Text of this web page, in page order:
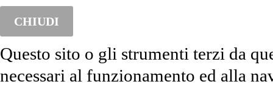
CHIUDI
Questo sito o gli strumenti terzi da
necessari al funzionamento ed alla